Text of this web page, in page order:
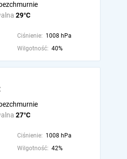
29°C
Ciśnienie: 1008 hPa
Wilgotność: 40%
27°C
Ciśnienie: 1008 hPa
Wilgotność: 42%